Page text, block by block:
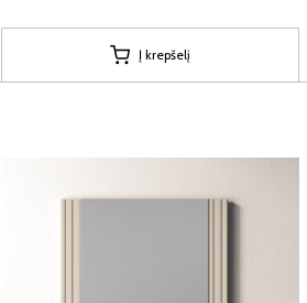
Į krepšelį